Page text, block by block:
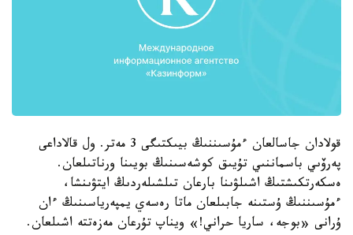
قولادان جاسالعان ءمۇسىننىڭ بيىكتىگى 3 مەتر. ول قالاداعى
پەرۆىي باسماننىي تۇيىق كوشەسىنىڭ بويىنا ورناتىلعان.
ەسكەرتكىشتىڭ اشىلۋىنا بارعان تىلشىلەردىڭ ايتۋىنشا،
ءمۇسىننىڭ ۇستىنە جابىلعان ماتا رەسەي يمپەرياسىنىڭ ءان
ۇرانى «بوجە، ساريا حراني!» ويناپ تۇرعان مەزەتتە اشىلعان.